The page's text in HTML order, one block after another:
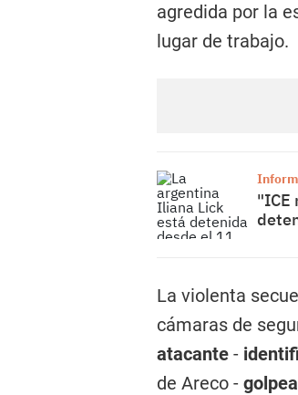
agredida por la
lugar de trabajo.
"ICE
La violenta
cámaras de
atacante -
de Areco -